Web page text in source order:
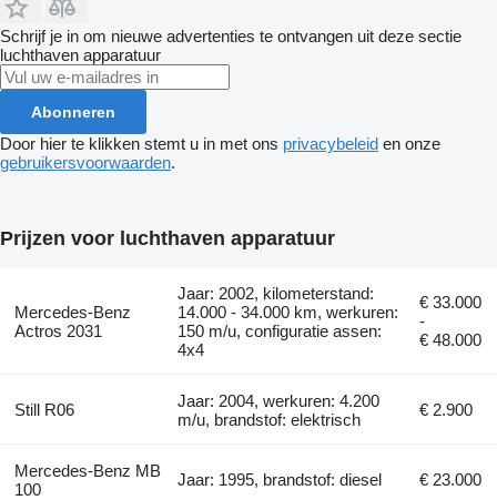
Schrijf je in om nieuwe advertenties te ontvangen uit deze sectie
luchthaven apparatuur
Abonneren
Door hier te klikken stemt u in met ons privacybeleid en onze
gebruikersvoorwaarden.
Prijzen voor luchthaven apparatuur
Mercedes-Benz
Actros 2031
Jaar: 2002, kilometerstand:
14.000 - 34.000 km, werkuren:
150 m/u, configuratie assen:
4x4
€ 33.000
-
€ 48.000
Still R06
Jaar: 2004, werkuren: 4.200
m/u, brandstof: elektrisch
€ 2.900
Mercedes-Benz MB
100
Jaar: 1995, brandstof: diesel € 23.000